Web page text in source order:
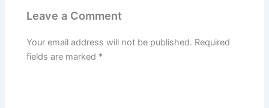
Leave a Comment
Your email address will not be published. Required
fields are marked *